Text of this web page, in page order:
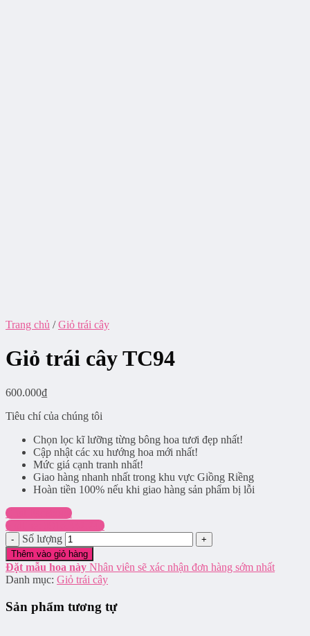
Trang chủ / Giỏ trái cây
Giỏ trái cây TC94
600.000₫
Tiêu chí của chúng tôi
Chọn lọc kĩ lưỡng từng bông hoa tươi đẹp nhất!
Cập nhật các xu hướng hoa mới nhất!
Mức giá cạnh tranh nhất!
Giao hàng nhanh nhất trong khu vực Giồng Riềng
Hoàn tiền 100% nếu khi giao hàng sản phẩm bị lỗi
Chat Facebook
Hotline: 0916.337.745
Số lượng
Thêm vào giỏ hàng
Đặt mẫu hoa này Nhân viên sẽ xác nhận đơn hàng sớm nhất
Danh mục: Giỏ trái cây
Sản phẩm tương tự